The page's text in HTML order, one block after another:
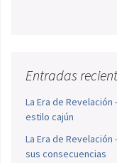
Entradas
La Era de
estilo cajún
La Era de
sus consecuencias